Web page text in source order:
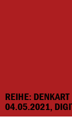
REIHE: DENKART
04.05.2021,